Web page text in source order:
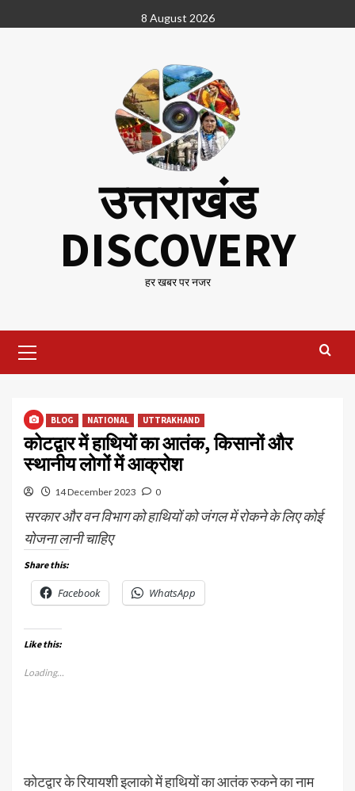
to
8 August 2026
उत्तराखंड
DISCOVERY
हर खबर पर नजर
Menu
BLOG NATIONAL UTTRAKHAND
कोटद्वार में हाथियों का आतंक, किसानों और
स्थानीय लोगों में आक्रोश
14 December 2023 0
सरकार और वन विभाग को हाथियों को जंगल में रोकने के लिए कोई
योजना लानी चाहिए
Share this:
Facebook WhatsApp
Like this:
Loading...
कोटद्वार के रियायशी इलाको में हाथियों का आतंक रुकने का नाम